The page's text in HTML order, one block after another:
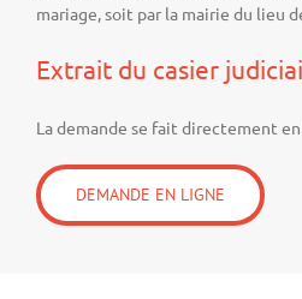
mariage, soit par la mairie du lieu
Extrait du casier
La demande se fait directement
DEMANDE EN LIGNE